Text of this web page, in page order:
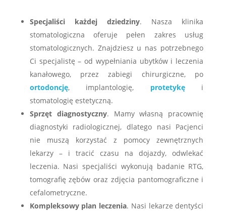
Specjaliści każdej dziedziny. Nasza klinika
stomatologiczna oferuje pełen zakres usług
stomatologicznych. Znajdziesz u nas potrzebnego
Ci specjalistę – od wypełniania ubytków i leczenia
kanałowego, przez zabiegi chirurgiczne, po
ortodoncję, implantologię, protetykęi
stomatologię estetyczną.
Sprzęt diagnostyczny. Mamy własną pracownię
diagnostyki radiologicznej, dlatego nasi Pacjenci
nie muszą korzystać z pomocy zewnętrznych
lekarzy – i tracić czasu na dojazdy, odwlekać
leczenia. Nasi specjaliści wykonują badanie RTG,
tomografię zębów oraz zdjęcia pantomograficzne i
cefalometryczne.
Kompleksowy plan leczenia. Nasi lekarze dentyści